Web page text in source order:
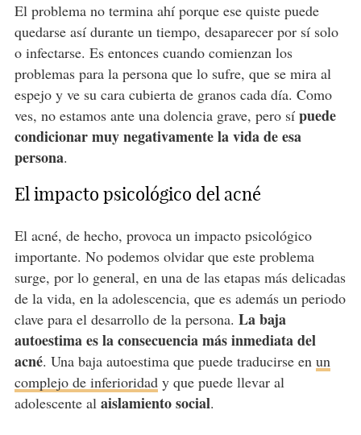
El problema no termina ahí porque ese quiste puede
quedarse así durante un tiempo, desaparecer por sí solo
o infectarse. Es entonces cuando comienzan los
problemas para la persona que lo sufre, que se mira al
espejo y ve su cara cubierta de granos cada día. Como
ves, no estamos ante una dolencia grave, pero sí puede
condicionar muy negativamente la vida de esa
persona.
El impacto psicológico del acné
El acné, de hecho, provoca un impacto psicológico
importante. No podemos olvidar que este problema
surge, por lo general, en una de las etapas más delicadas
de la vida, en la adolescencia, que es además un periodo
clave para el desarrollo de la persona. La baja
autoestima es la consecuencia más inmediata del
acné. Una baja autoestima que puede traducirse en un
complejo de inferioridady que puede llevar al
adolescente al aislamiento social.